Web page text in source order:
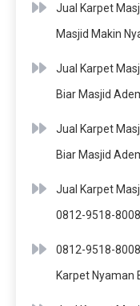
Jual Karpet
Masjid Makin
Jual Karpet
Biar Masjid
Jual Karpet
Biar Masjid
Jual Karpet
0812-9518-8008
0812-9518-
Karpet Nyaman